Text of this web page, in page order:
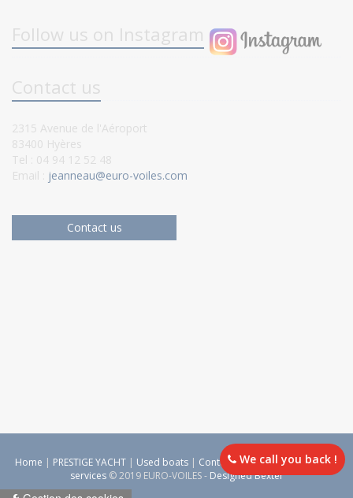
Follow us on Instagram
Contact us
2315 Avenue de l'Aéroport
83400 Hyères
Tel : 04 94 12 52 48
Email :
jeanneau@euro-voiles.com
Contact us
We call you back !
Home | PRESTIGE YACHT | Used boats | Contact us| Other boats|Our
services © 2019 EURO-VOILES - Designed Bexter